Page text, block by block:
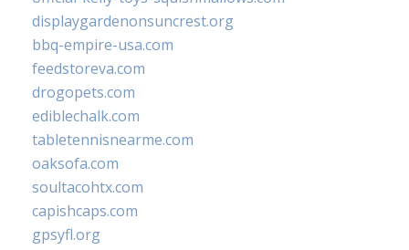
displaygardenonsuncrest.org
bbq-empire-usa.com
feedstoreva.com
drogopets.com
ediblechalk.com
tabletennisnearme.com
oaksofa.com
soultacohtx.com
capishcaps.com
gpsyfl.org